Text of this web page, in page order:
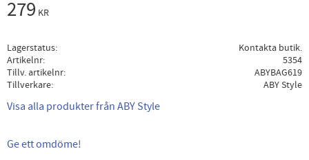
279 KR
Lagerstatus
Kontakta butik.
Artikelnr
5354
Tillv. artikelnr
ABYBAG619
Tillverkare
ABY Style
Visa alla produkter från ABY Style
Ge ett omdöme!